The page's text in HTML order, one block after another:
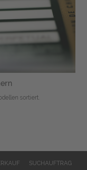
sortiert.
SUCHAUFTRAG